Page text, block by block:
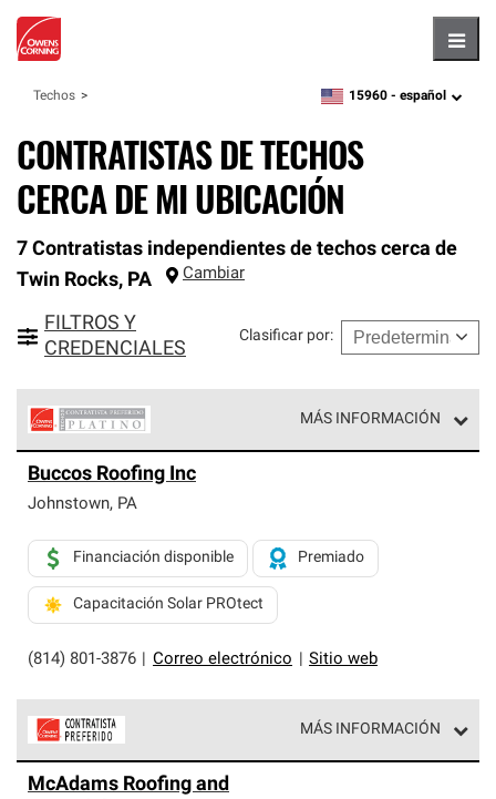
Techos zipcode,language
15960 - español
CONTRATISTAS DE TECHOS
CERCA DE MI UBICACIÓN
7 Contratistas independientes de techos cerca de
Twin Rocks, PA Cambiar
FILTROS Y
CREDENCIALES
Clasificar por:
MÁS INFORMACIÓN
Corning constituyen el nivel superior de nuestra red
exclusiva y cumplen con estándares estrictos de
Solo ellos pueden ofrecer nuestra mejor garantía de
sistemas de techos.
Buccos Roofing Inc
Johnstown, PA
(814) 801-3876 Correo electrónico Sitio web
Financiación disponible Premiado
Capacitación Solar PROtect
MÁS INFORMACIÓN
parte de una red exclusiva de profesionales de techos
McAdams Roofing and